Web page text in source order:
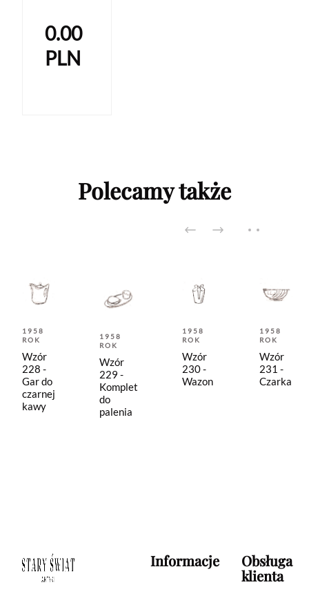
0.00
PLN
Polecamy także
1958
ROK
Wzór
228 -
Gar do
czarnej
kawy
1958
ROK
Wzór
229 -
Komplet
do
palenia
1958
ROK
Wzór
230 -
Wazon
1958
ROK
Wzór
231 -
Czarka
Informacje
Obsługa
klienta